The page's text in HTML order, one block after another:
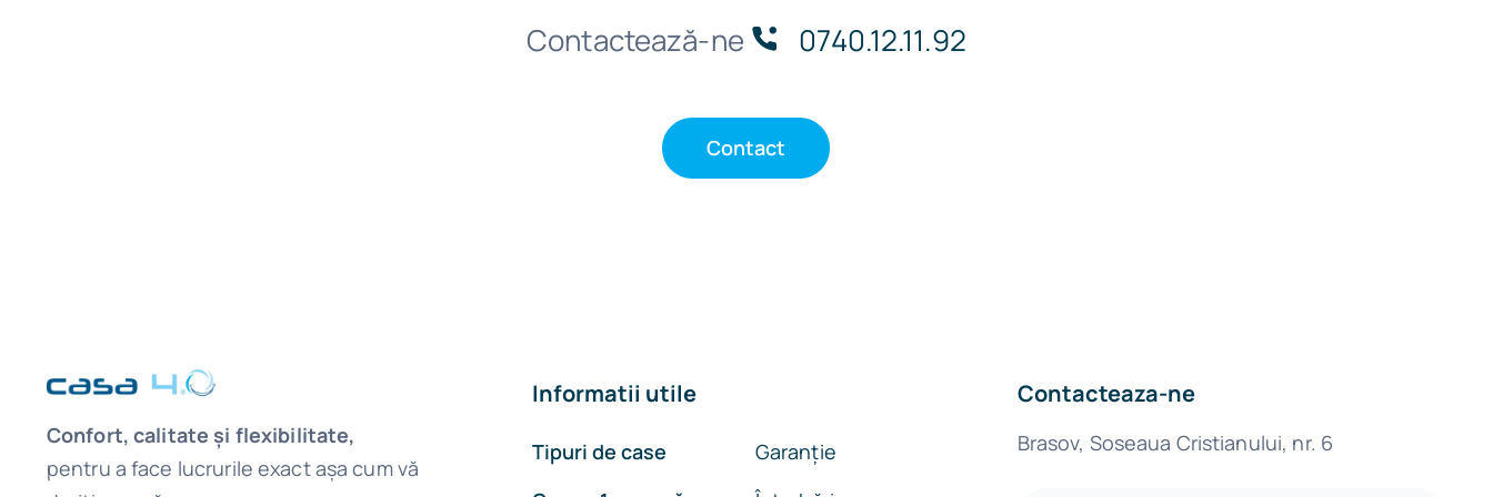
Contactează-ne 0740.12.11.92
Contact
Confort, calitate și flexibilitate,
pentru a face lucrurile exact așa cum vă
Informatii utile
Tipuri de case
Garanție
Contacteaza-ne
Brasov, Soseaua Cristianului, nr. 6